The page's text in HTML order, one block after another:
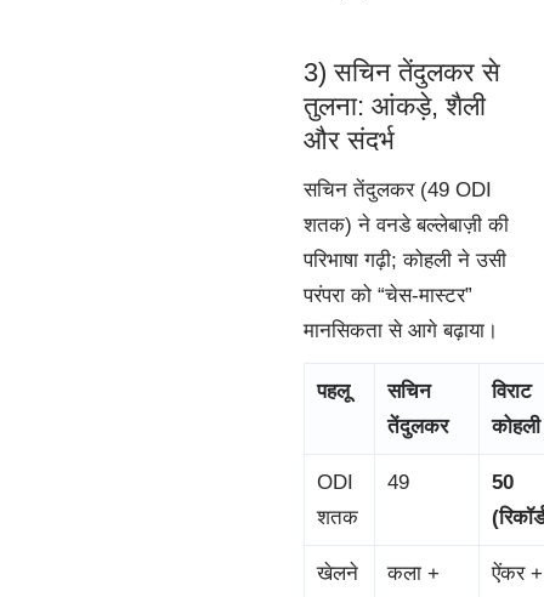
3) सचिन तेंदुलकर से
तुलना: आंकड़े, शैली
और संदर्भ
सचिन तेंदुलकर (49 ODI
शतक) ने वनडे बल्लेबाज़ी की
परिभाषा गढ़ी; कोहली ने उसी
परंपरा को “चेस-मास्टर”
मानसिकता से आगे बढ़ाया।
पहलू
सचिन
तेंदुलकर
विराट
कोहली
ODI
शतक
49
50
खेलने कला + ऐंकर +